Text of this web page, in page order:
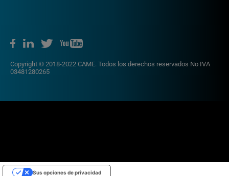
Copyright © 2018-2022 CAME. Todos los derechos reservados No IVA
03481280265
Sus opciones de privacidad